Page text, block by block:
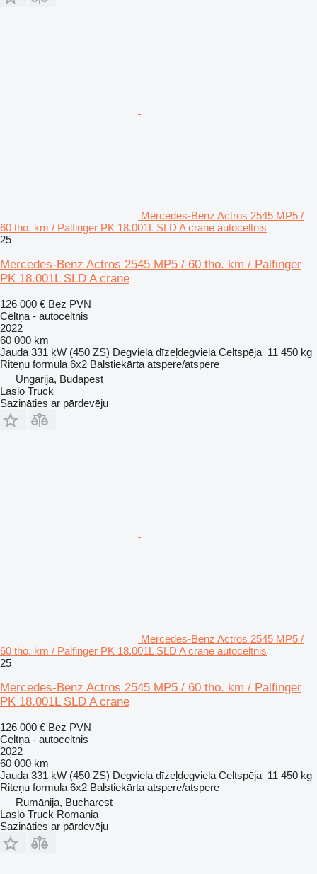
Mercedes-Benz Actros 2545 MP5 /
60 tho. km / Palfinger PK 18.001L SLD A crane autoceltnis
25
Mercedes-Benz Actros 2545 MP5 / 60 tho. km / Palfinger
PK 18.001L SLD A crane
126 000 € Bez PVN
Celtņa - autoceltnis
2022
60 000 km
Jauda 331 kW (450 ZS) Degviela dīzeļdegviela Celtspēja 11 450 kg
Riteņu formula 6x2 Balstiekārta atspere/atspere
Ungārija, Budapest
Laslo Truck
Sazināties ar pārdevēju
Mercedes-Benz Actros 2545 MP5 /
60 tho. km / Palfinger PK 18.001L SLD A crane autoceltnis
25
Mercedes-Benz Actros 2545 MP5 / 60 tho. km / Palfinger
PK 18.001L SLD A crane
126 000 € Bez PVN
Celtņa - autoceltnis
2022
60 000 km
Jauda 331 kW (450 ZS) Degviela dīzeļdegviela Celtspēja 11 450 kg
Riteņu formula 6x2 Balstiekārta atspere/atspere
Rumānija, Bucharest
Laslo Truck Romania
Sazināties ar pārdevēju